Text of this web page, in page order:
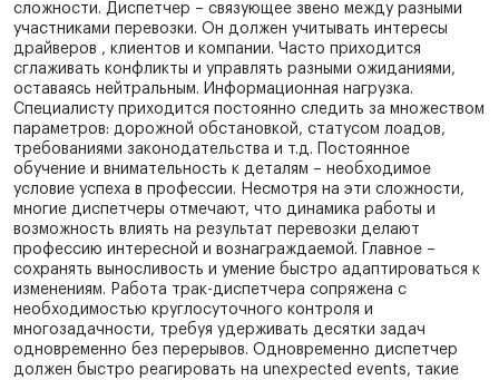
сложности. Диспетчер – связующее звено между разными
участниками перевозки. Он должен учитывать интересы
драйверов , клиентов и компании. Часто приходится
сглаживать конфликты и управлять разными ожиданиями,
оставаясь нейтральным. Информационная нагрузка.
Специалисту приходится постоянно следить за множеством
параметров: дорожной обстановкой, статусом лоадов,
требованиями законодательства и т.д. Постоянное
обучение и внимательность к деталям – необходимое
условие успеха в профессии. Несмотря на эти сложности,
многие диспетчеры отмечают, что динамика работы и
возможность влиять на результат перевозки делают
профессию интересной и вознаграждаемой. Главное –
сохранять выносливость и умение быстро адаптироваться к
изменениям. Работа трак-диспетчера сопряжена с
необходимостью круглосуточного контроля и
многозадачности, требуя удерживать десятки задач
одновременно без перерывов. Одновременно диспетчер
должен быстро реагировать на unexpected events, такие